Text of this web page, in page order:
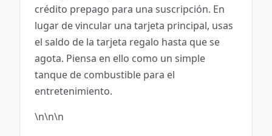
crédito prepago para una suscripción. En
lugar de vincular una tarjeta principal, usas
el saldo de la tarjeta regalo hasta que se
agota. Piensa en ello como un simple
tanque de combustible para el
entretenimiento.
\n\n\n